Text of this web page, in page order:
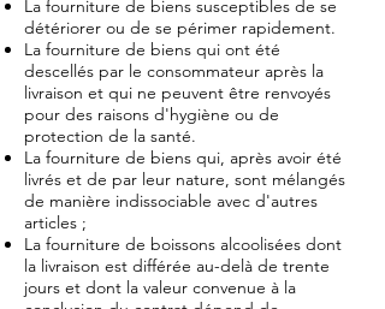
La fourniture de biens susceptibles de se
détériorer ou de se périmer rapidement.
La fourniture de biens qui ont été
descellés par le consommateur après la
livraison et qui ne peuvent être renvoyés
pour des raisons d'hygiène ou de
protection de la santé.
La fourniture de biens qui, après avoir été
livrés et de par leur nature, sont mélangés
de manière indissociable avec d'autres
articles ;
La fourniture de boissons alcoolisées dont
la livraison est différée au-delà de trente
jours et dont la valeur convenue à la